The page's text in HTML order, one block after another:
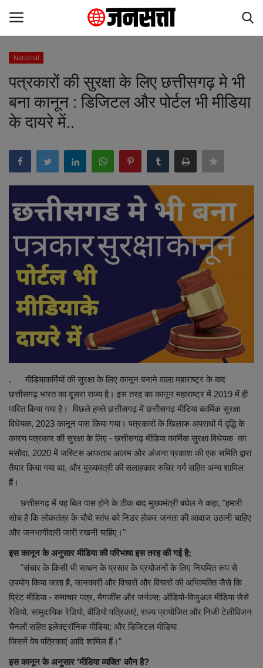
Home
Gallery
Entertainment
My City
Maharashtra
Crime
Politics
National
Educational
Health
World News
Editor Choice
Sociàl
National
पत्रकारों की सुरक्षा के लिए छत्तीसगढ़ मे भी
बना कानून : डिजिटल और पोर्टल भी मीडिया
के दायरे में..
. मीडियाकर्मियों की सुरक्षा के लिए कानून बनाने वाला महाराष्ट्र के बाद
छत्तीसगढ़ भारत का दूसरा राज्य है। इस तरह का कानून महाराष्ट्र में 2019 में ही
पारित किया गया है। पिछले हफ्ते छत्तीसगढ़ में छत्तीसगढ़ मीडिया कार्मिक सुरक्षा
विधेयक, 2023 कानून पास किया गया। पत्रकारों के खिलाफ अपराधों में वृद्धि के
कारण पत्रकार की सुरक्षा के लिए - छत्तीसगढ़ मीडिया कार्मिक सुरक्षा विधेयक का
मसौदा, 2020 में जस्टिस आफताब आलम और अंजना प्रकाश की एक समिति द्वारा
तैयार किया गया था, और मुख्यमंत्री की सलाहकार रुचिर गर्ग सहित अन्य शामिल
हैं।
छत्तीसगढ़ में यह बिल पास होने के ठीक बाद मुख्यमंत्री बघेल ने कहा, "हमारी
सोच है कि लोकतंत्र के चौथे स्तंभ को निडर होकर जनता की आवाज उठानी चाहिए
और जनभागीदारी जारी रखनी चाहिए।"
इस कानून के अनुसार मीडिया की परिभाषा इस तरह की गई है;
"संचार के किसी भी साधन के प्रसार के प्रयोजनों के लिए नियमित रूप से
उपयोग किया जाता है, जानकारी और विचारों और विचारों की अभिव्यक्ति जैसे कि
प्रिंट मीडिया - समाचार पत्र, मैगजींस और जर्नल्स; ऑडियो-विजुअल मीडिया जैसे
रेडियो, सामुदायिक रेडियो, वीडियो पत्रिकाएं, राज्य प्रायोजित और निजी टेलीविजन
चैनलों सहित इलेक्ट्रॉनिक मीडिया; और डिजिटल मीडिया
जिसमें वेब पत्रिकाएं आदि शामिल हैं।"
इस कानून के अनुसार 'मीडिया व्यक्ति' कौन है?